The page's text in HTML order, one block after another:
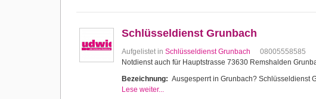
Schlüsseldienst Grunbach
Aufgelistet in Schlüsseldienst Grunbach
08005558585
Notdienst auch für Hauptstrasse 73630 Remshalden
Bezeichnung: Ausgesperrt in Grunbach? Schlüsseldienst
Lese weiter...